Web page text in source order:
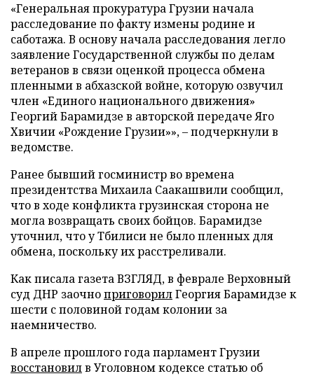
«Генеральная прокуратура Грузии начала
расследование по факту измены родине и
саботажа. В основу начала расследования легло
заявление Государственной службы по делам
ветеранов в связи оценкой процесса обмена
пленными в абхазской войне, которую озвучил
член «Единого национального движения»
Георгий Барамидзе в авторской передаче Яго
Хвичии «Рождение Грузии»», – подчеркнули в
ведомстве.
Ранее бывший госминистр во времена
президентства Михаила Саакашвили сообщил,
что в ходе конфликта грузинская сторона не
могла возвращать своих бойцов. Барамидзе
уточнил, что у Тбилиси не было пленных для
обмена, поскольку их расстреливали.
Как писала газета ВЗГЛЯД, в феврале Верховный
суд ДНР заочноприговорилГеоргия Барамидзе к
шести с половиной годам колонии за
наемничество.
В апреле прошлого года парламент Грузии
восстановилв Уголовном кодексе статью об